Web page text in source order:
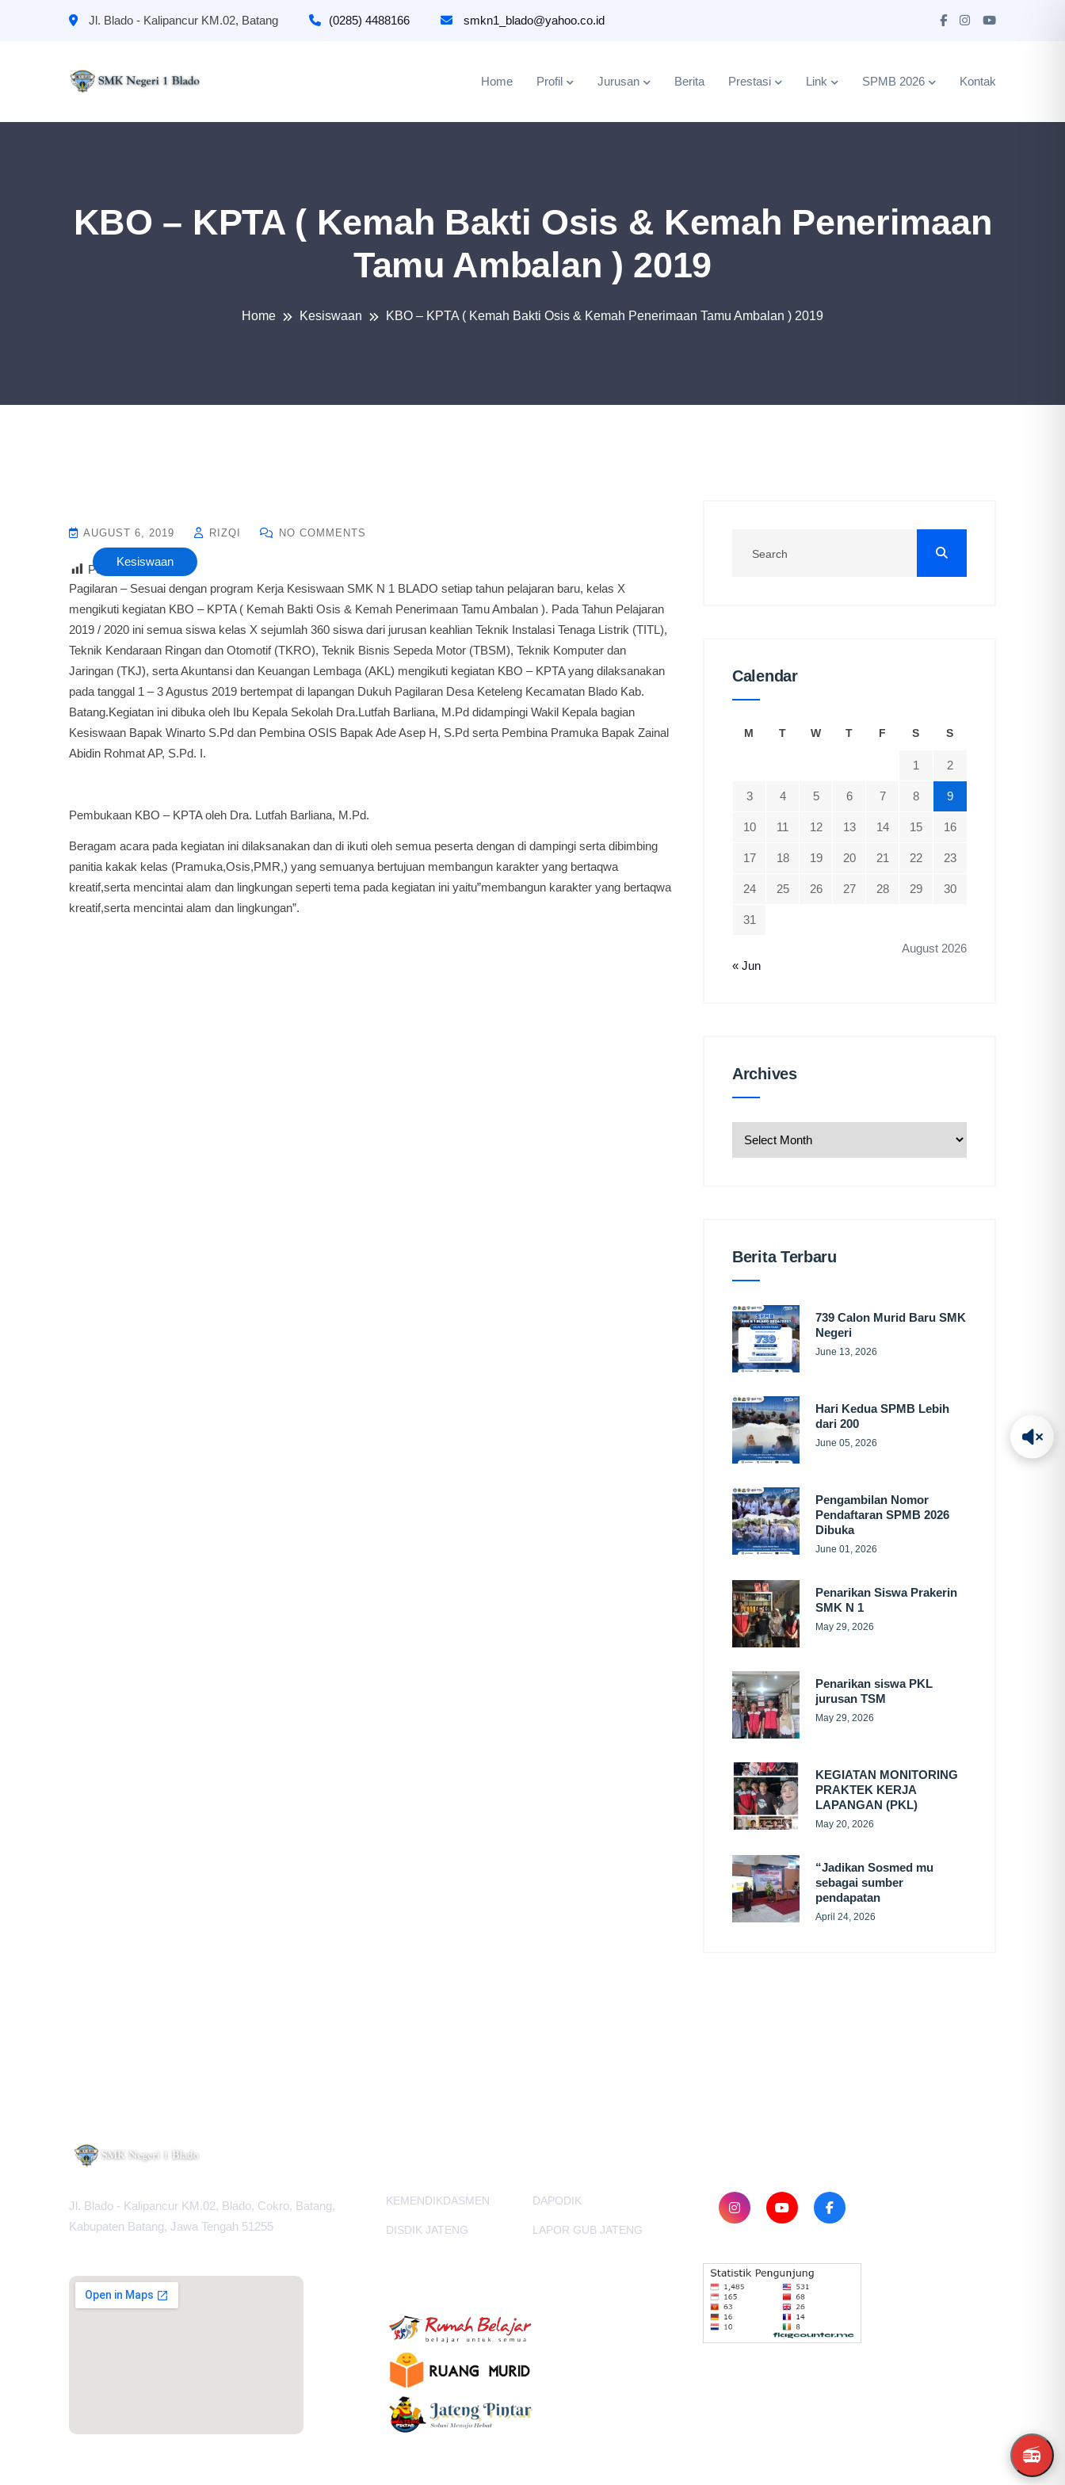
📻
Jl. Blado - Kalipancur KM.02, Batang (0285) 4488166 smkn1_blado@yahoo.co.id
Home Profil Jurusan Berita Prestasi Link SPMB 2026 Kontak
KBO – KPTA ( Kemah Bakti Osis & Kemah Penerimaan
Tamu Ambalan ) 2019
Home Kesiswaan KBO – KPTA ( Kemah Bakti Osis & Kemah Penerimaan Tamu Ambalan ) 2019
Kesiswaan
AUGUST 6, 2019 RIZQI NO COMMENTS
Post Views : 30
Pagilaran – Sesuai dengan program Kerja Kesiswaan SMK N 1 BLADO setiap tahun pelajaran baru, kelas X
mengikuti kegiatan KBO – KPTA ( Kemah Bakti Osis & Kemah Penerimaan Tamu Ambalan ). Pada Tahun Pelajaran
2019 / 2020 ini semua siswa kelas X sejumlah 360 siswa dari jurusan keahlian Teknik Instalasi Tenaga Listrik (TITL),
Teknik Kendaraan Ringan dan Otomotif (TKRO), Teknik Bisnis Sepeda Motor (TBSM), Teknik Komputer dan
Jaringan (TKJ), serta Akuntansi dan Keuangan Lembaga (AKL) mengikuti kegiatan KBO – KPTA yang dilaksanakan
pada tanggal 1 – 3 Agustus 2019 bertempat di lapangan Dukuh Pagilaran Desa Keteleng Kecamatan Blado Kab.
Batang.Kegiatan ini dibuka oleh Ibu Kepala Sekolah Dra.Lutfah Barliana, M.Pd didampingi Wakil Kepala bagian
Kesiswaan Bapak Winarto S.Pd dan Pembina OSIS Bapak Ade Asep H, S.Pd serta Pembina Pramuka Bapak Zainal
Abidin Rohmat AP, S.Pd. I.
Pembukaan KBO – KPTA oleh Dra. Lutfah Barliana, M.Pd.
Beragam acara pada kegiatan ini dilaksanakan dan di ikuti oleh semua peserta dengan di dampingi serta dibimbing
panitia kakak kelas (Pramuka,Osis,PMR,) yang semuanya bertujuan membangun karakter yang bertaqwa
kreatif,serta mencintai alam dan lingkungan seperti tema pada kegiatan ini yaitu”membangun karakter yang bertaqwa
kreatif,serta mencintai alam dan lingkungan”.
Calendar
August 2026
M T W T F S S
1 2
3 4 5 6 7 8 9
10 11 12 13 14 15 16
17 18 19 20 21 22 23
24 25 26 27 28 29 30
31
« Jun
ArchivesArchives
Berita Terbaru
739 Calon Murid Baru SMK
Negeri
June 13, 2026
Hari Kedua SPMB Lebih
dari 200
June 05, 2026
Pengambilan Nomor
Pendaftaran SPMB 2026
Dibuka
June 01, 2026
Penarikan Siswa Prakerin
SMK N 1
May 29, 2026
Penarikan siswa PKL
jurusan TSM
May 29, 2026
KEGIATAN MONITORING
PRAKTEK KERJA
LAPANGAN (PKL)
May 20, 2026
“Jadikan Sosmed mu
sebagai sumber
pendapatan
April 24, 2026
Jl. Blado - Kalipancur KM.02, Blado, Cokro, Batang,
Kabupaten Batang, Jawa Tengah 51255
KEMENDIKDASMEN DAPODIK
DISDIK JATENG LAPOR GUB JATENG